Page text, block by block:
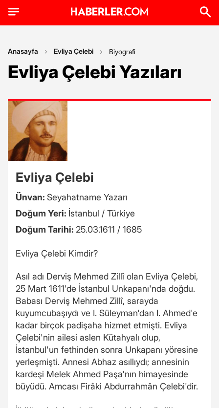
Anasayfa Evliya Çelebi Biyografi
Evliya Çelebi Yazıları
Evliya Çelebi
Ünvan: Seyahatname Yazarı
Doğum Yeri: İstanbul / Türkiye
Doğum Tarihi: 25.03.1611 / 1685
Evliya Çelebi Kimdir?
Asıl adı Derviş Mehmed Zillî olan Evliya Çelebi,
25 Mart 1611'de İstanbul Unkapanı'nda doğdu.
Babası Derviş Mehmed Zillî, sarayda
kuyumcubaşıydı ve I. Süleyman'dan I. Ahmed'e
kadar birçok padişaha hizmet etmişti. Evliya
Çelebi'nin ailesi aslen Kütahyalı olup,
İstanbul'un fethinden sonra Unkapanı yöresine
yerleşmişti. Annesi Abhaz asıllıydı; annesinin
kardeşi Melek Ahmed Paşa'nın himayesinde
büyüdü. Amcası Firâki Abdurrahmân Çelebi'dir.